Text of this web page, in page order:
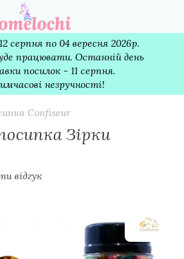
серпня по 04 вересня 2026р.
працювати. Останній день
посилок - 11 серпня.
незручності!
Confiseur
Зірки
відгук